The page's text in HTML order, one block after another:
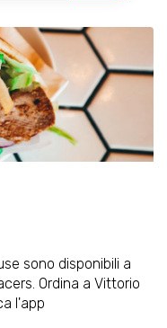
sono disponibili a
Ordina a Vittorio
l'app